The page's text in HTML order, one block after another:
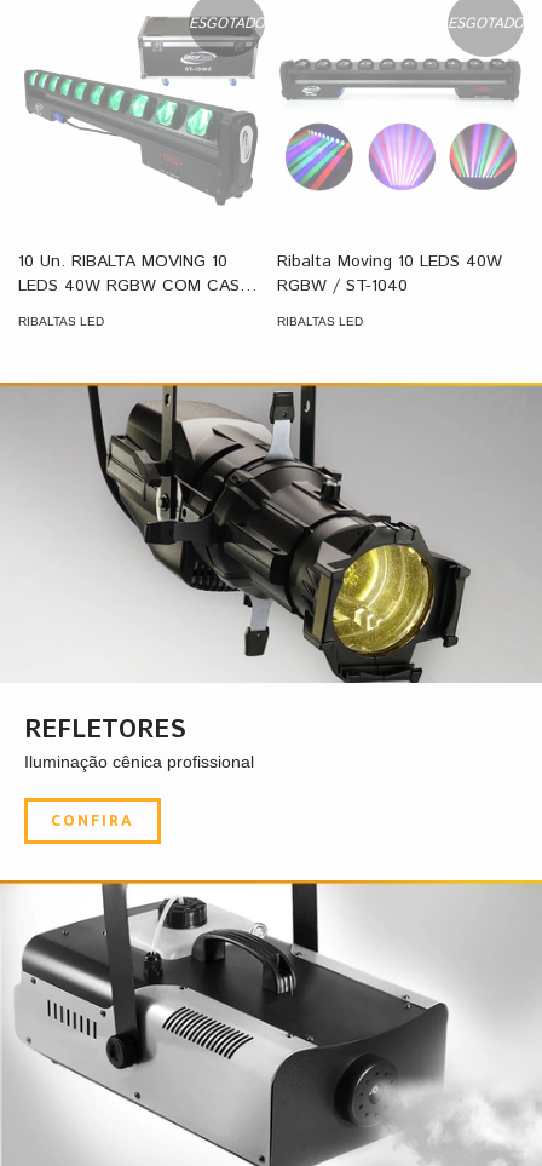
ESGOTADO
10 Un. RIBALTA MOVING 10
LEDS 40W RGBW COM CASE /
RIBALTAS LED
ESGOTADO
Ribalta Moving 10 LEDS 40W
RGBW / ST-1040
RIBALTAS LED
REFLETORES
Iluminação cênica profissional
CONFIRA